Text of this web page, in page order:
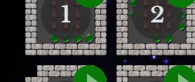
1 2